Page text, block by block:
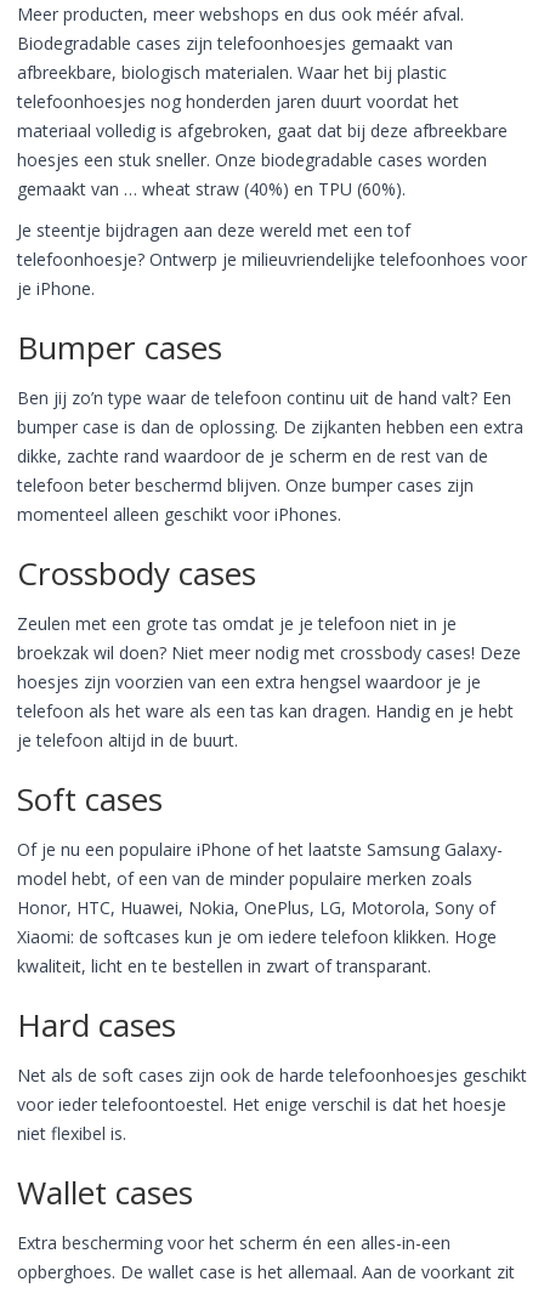
Meer producten, meer webshops en dus ook méér afval.
Biodegradable cases zijn telefoonhoesjes gemaakt van
afbreekbare, biologisch materialen. Waar het bij plastic
telefoonhoesjes nog honderden jaren duurt voordat het
materiaal volledig is afgebroken, gaat dat bij deze afbreekbare
hoesjes een stuk sneller. Onze biodegradable cases worden
gemaakt van … wheat straw (40%) en TPU (60%).
Je steentje bijdragen aan deze wereld met een tof
telefoonhoesje? Ontwerp je milieuvriendelijke telefoonhoes voor
je iPhone.
Bumper cases
Ben jij zo’n type waar de telefoon continu uit de hand valt? Een
bumper case is dan de oplossing. De zijkanten hebben een extra
dikke, zachte rand waardoor de je scherm en de rest van de
telefoon beter beschermd blijven. Onze bumper cases zijn
momenteel alleen geschikt voor iPhones.
Crossbody cases
Zeulen met een grote tas omdat je je telefoon niet in je
broekzak wil doen? Niet meer nodig met crossbody cases! Deze
hoesjes zijn voorzien van een extra hengsel waardoor je je
telefoon als het ware als een tas kan dragen. Handig en je hebt
je telefoon altijd in de buurt.
Soft cases
Of je nu een populaire iPhone of het laatste Samsung Galaxy-
model hebt, of een van de minder populaire merken zoals
Honor, HTC, Huawei, Nokia, OnePlus, LG, Motorola, Sony of
Xiaomi: de softcases kun je om iedere telefoon klikken. Hoge
kwaliteit, licht en te bestellen in zwart of transparant.
Hard cases
Net als de soft cases zijn ook de harde telefoonhoesjes geschikt
voor ieder telefoontoestel. Het enige verschil is dat het hoesje
niet flexibel is.
Wallet cases
Extra bescherming voor het scherm én een alles-in-een
opberghoes. De wallet case is het allemaal. Aan de voorkant zit